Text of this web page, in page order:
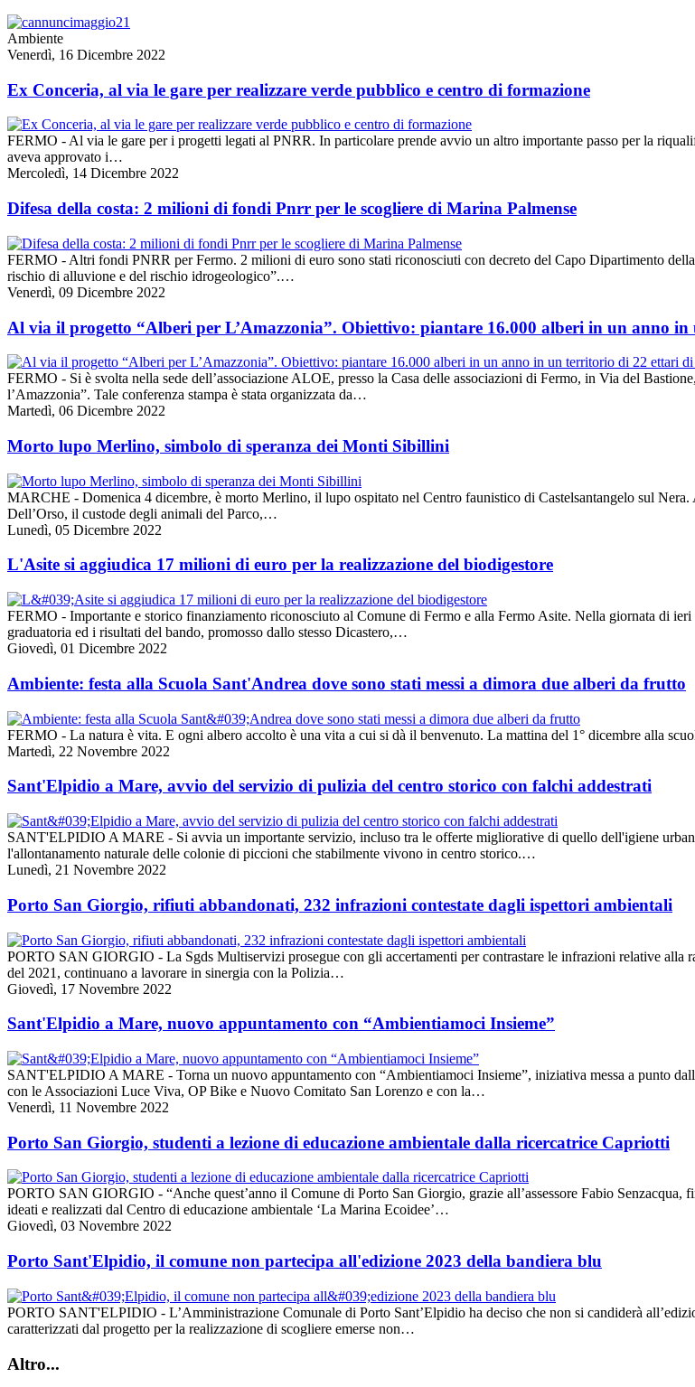
Ambiente
Venerdì, 16 Dicembre 2022
Ex Conceria, al via le gare per realizzare verde pubblico e centro di formazione
FERMO - Al via le gare per i progetti legati al PNRR. In particolare prende avvio un altro importante passo per la
aveva approvato i…
Mercoledì, 14 Dicembre 2022
Difesa della costa: 2 milioni di fondi Pnrr per le scogliere di Marina Palmense
FERMO - Altri fondi PNRR per Fermo. 2 milioni di euro sono stati riconosciuti con decreto del Capo Dipartimento
rischio di alluvione e del rischio idrogeologico”.…
Venerdì, 09 Dicembre 2022
Al via il progetto “Alberi per L’Amazzonia”. Obiettivo: piantare 16.000 alberi in un anno
FERMO - Si è svolta nella sede dell’associazione ALOE, presso la Casa delle associazioni di Fermo, in Via del
l’Amazzonia”. Tale conferenza stampa è stata organizzata da…
Martedì, 06 Dicembre 2022
Morto lupo Merlino, simbolo di speranza dei Monti Sibillini
MARCHE - Domenica 4 dicembre, è morto Merlino, il lupo ospitato nel Centro faunistico di Castelsantangelo sul
Dell’Orso, il custode degli animali del Parco,…
Lunedì, 05 Dicembre 2022
L'Asite si aggiudica 17 milioni di euro per la realizzazione del biodigestore
FERMO - Importante e storico finanziamento riconosciuto al Comune di Fermo e alla Fermo Asite. Nella giornata di
graduatoria ed i risultati del bando, promosso dallo stesso Dicastero,…
Giovedì, 01 Dicembre 2022
Ambiente: festa alla Scuola Sant'Andrea dove sono stati messi a dimora due alberi da frutto
FERMO - La natura è vita. E ogni albero accolto è una vita a cui si dà il benvenuto. La mattina del 1° dicembre alla
Martedì, 22 Novembre 2022
Sant'Elpidio a Mare, avvio del servizio di pulizia del centro storico con falchi addestrati
SANT'ELPIDIO A MARE - Si avvia un importante servizio, incluso tra le offerte migliorative di quello dell'igiene
l'allontanamento naturale delle colonie di piccioni che stabilmente vivono in centro storico.…
Lunedì, 21 Novembre 2022
Porto San Giorgio, rifiuti abbandonati, 232 infrazioni contestate dagli ispettori ambientali
PORTO SAN GIORGIO - La Sgds Multiservizi prosegue con gli accertamenti per contrastare le infrazioni relative
del 2021, continuano a lavorare in sinergia con la Polizia…
Giovedì, 17 Novembre 2022
Sant'Elpidio a Mare, nuovo appuntamento con “Ambientiamoci Insieme”
SANT'ELPIDIO A MARE - Torna un nuovo appuntamento con “Ambientiamoci Insieme”, iniziativa messa a punto
con le Associazioni Luce Viva, OP Bike e Nuovo Comitato San Lorenzo e con la…
Venerdì, 11 Novembre 2022
Porto San Giorgio, studenti a lezione di educazione ambientale dalla ricercatrice Capriotti
PORTO SAN GIORGIO - “Anche quest’anno il Comune di Porto San Giorgio, grazie all’assessore Fabio Senzacqua,
ideati e realizzati dal Centro di educazione ambientale ‘La Marina Ecoidee’…
Giovedì, 03 Novembre 2022
Porto Sant'Elpidio, il comune non partecipa all'edizione 2023 della bandiera blu
PORTO SANT'ELPIDIO - L’Amministrazione Comunale di Porto Sant’Elpidio ha deciso che non si candiderà
caratterizzati dal progetto per la realizzazione di scogliere emerse non…
Altro...